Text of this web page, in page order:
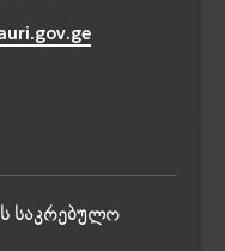
საკრებულო